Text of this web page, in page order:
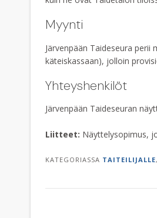
Myynti
Järvenpään Taideseura
käteiskassaan), jolloin
Yhteyshenkilöt
Järvenpään Taideseuran
Liitteet: Näyttelysopimus,
KATEGORIASSA TAITEILIJALLE,